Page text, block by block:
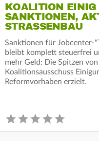
KOALITION EINIG
SANKTIONEN,
STRASSENBAU
Sanktionen für Jobcenter-
bleibt komplett steuerfrei
mehr Geld: Die Spitzen
Koalitionsausschuss
Reformvorhaben erzielt.